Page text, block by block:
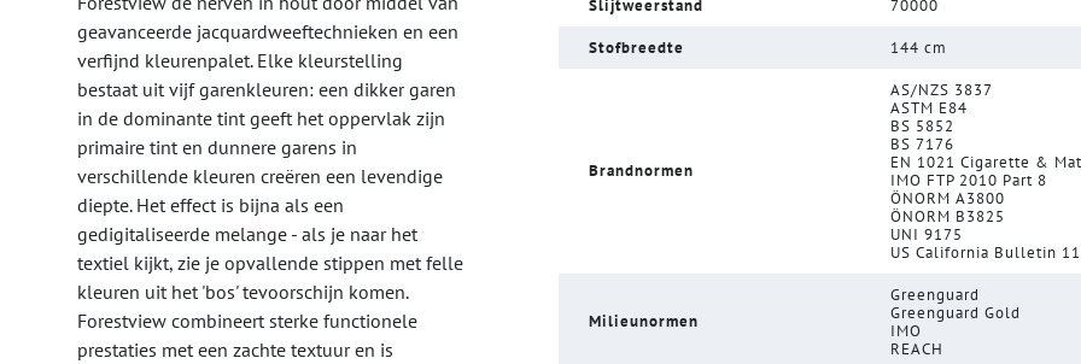
geavanceerde jacquardweeftechnieken en een
verfijnd kleurenpalet. Elke kleurstelling
bestaat uit vijf garenkleuren: een dikker garen
in de dominante tint geeft het oppervlak zijn
primaire tint en dunnere garens in
verschillende kleuren creëren een levendige
diepte. Het effect is bijna als een
gedigitaliseerde melange - als je naar het
textiel kijkt, zie je opvallende stippen met felle
kleuren uit het 'bos' tevoorschijn komen.
Forestview combineert sterke functionele
prestaties met een zachte textuur en is
Slijtweerstand 70000
Stofbreedte 144 cm
Brandnormen
AS/NZS 3837
ASTM E84
BS 5852
BS 7176
EN 1021 Cigarette &
IMO FTP 2010 Part 8
ÖNORM A3800
ÖNORM B3825
UNI 9175
US California Bulletin
Milieunormen
Greenguard
Greenguard Gold
IMO
REACH